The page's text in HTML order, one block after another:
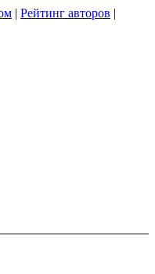
| Рейтинг авторов |